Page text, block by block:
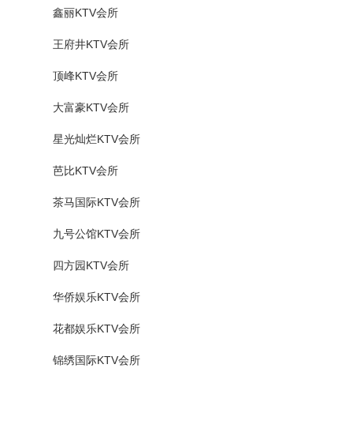
鑫丽KTV会所
王府井KTV会所
顶峰KTV会所
大富豪KTV会所
星光灿烂KTV会所
芭比KTV会所
茶马国际KTV会所
九号公馆KTV会所
四方园KTV会所
华侨娱乐KTV会所
花都娱乐KTV会所
锦绣国际KTV会所